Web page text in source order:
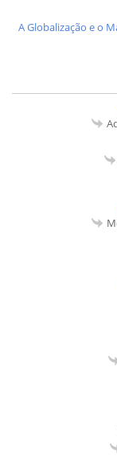
A Globalização e o